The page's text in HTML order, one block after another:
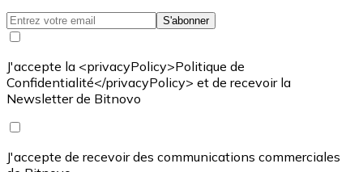
S'abonner
J'accepte la <privacyPolicy>Politique de
Confidentialité</privacyPolicy> et de recevoir la
Newsletter de Bitnovo
J'accepte de recevoir des communications commerciales